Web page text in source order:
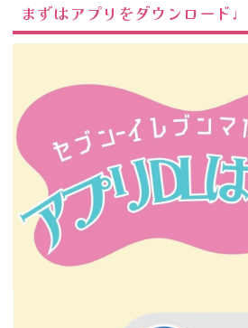
まずはアプリをダウンロード♩